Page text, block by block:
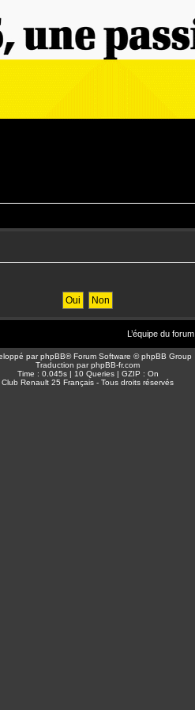
L’équipe du forum
parphpBB® Forum Software © phpBB Group
Traduction parphpBB-fr.com
Time : 0.045s | 10 Queries | GZIP : On
Club Renault 25 Français - Tous droits réservés